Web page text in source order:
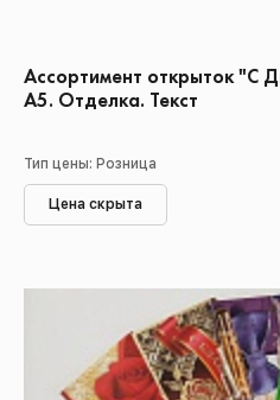
Ассортимент открыток "С
А5. Отделка. Текст
Тип цены: Розница
Цена скрыта